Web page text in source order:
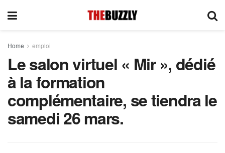
Home emploi
Le salon virtuel « Mir », dédié
à la formation
complémentaire, se tiendra le
samedi 26 mars.